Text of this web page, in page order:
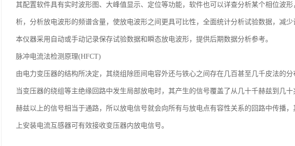
其配置软件具有实时波形图、大峰值显示、定位等功能，软件也可以详查分析某个相位波
析，分析放电波形的频谱含量，使放电波形之间更具可比性，全面统计分析试验数据，减
本仪器采用自动或手动记录保存试验数据和瞬态放电波形，提供后期数据分析参考。
脉冲电流法检测原理(HFCT)
由电力变压器的结构所决定，其绕组除匝间电容外还与铁心之间存在几百甚至几千皮法的
当变压器的绕组等主绝缘回路中发生局部放电时，其产生的信号覆盖了从几十千赫兹到几
赫兹以上的信号相当于通路，所以放电信号就会向所有与放电点有容性关系的回路中传播
上安装电流互感器可有效接收变压器内放电信号。